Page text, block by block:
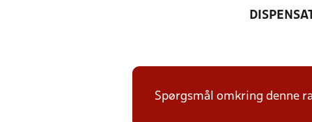
Spørgsmål omkring denne